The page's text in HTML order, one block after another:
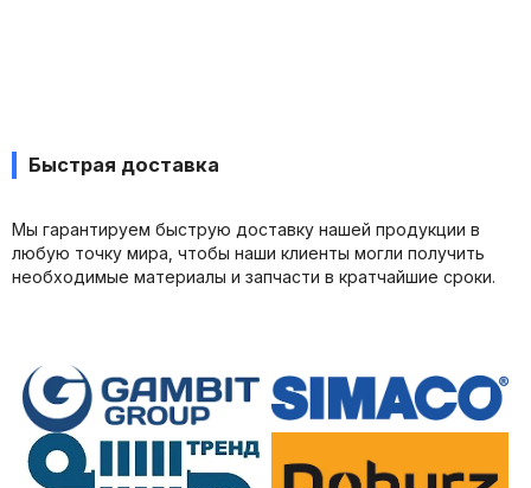
Быстрая доставка
Мы гарантируем быструю доставку нашей продукции в
любую точку мира, чтобы наши клиенты могли получить
необходимые материалы и запчасти в кратчайшие сроки.